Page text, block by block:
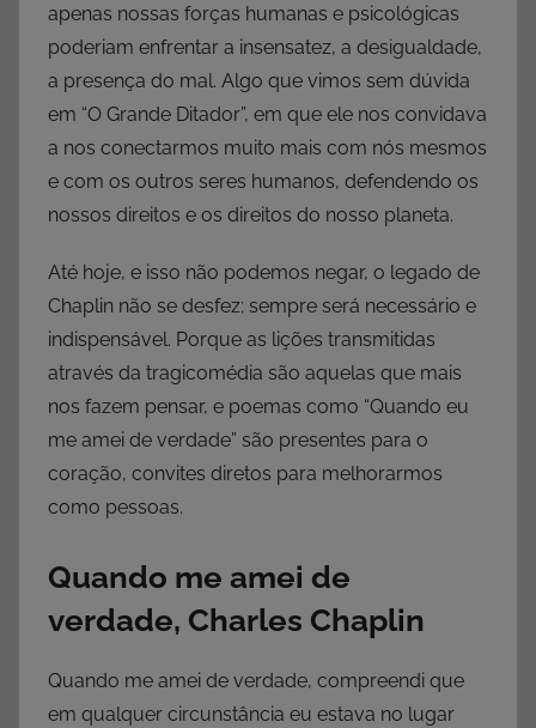
apenas nossas forças humanas e psicológicas
poderiam enfrentar a insensatez, a desigualdade,
a presença do mal. Algo que vimos sem dúvida
em “O Grande Ditador”, em que ele nos convidava
a nos conectarmos muito mais com nós mesmos
e com os outros seres humanos, defendendo os
nossos direitos e os direitos do nosso planeta.
Até hoje, e isso não podemos negar, o legado de
Chaplin não se desfez; sempre será necessário e
indispensável. Porque as lições transmitidas
através da tragicomédia são aquelas que mais
nos fazem pensar, e poemas como “Quando eu
me amei de verdade” são presentes para o
coração, convites diretos para melhorarmos
como pessoas.
Quando me amei de
verdade, Charles Chaplin
Quando me amei de verdade, compreendi que
em qualquer circunstância eu estava no lugar